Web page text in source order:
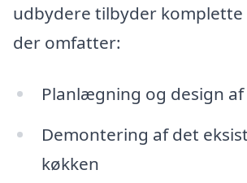
udbydere tilbyder komplette
der omfatter:
Planlægning og design
Demontering af det
køkken